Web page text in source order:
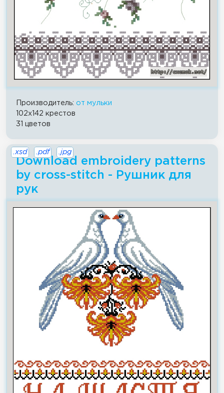
Производитель: от мульки
102x142 крестов
31 цветов
Download embroidery patterns
by cross-stitch - Рушник для
рук
.xsd .pdf .jpg